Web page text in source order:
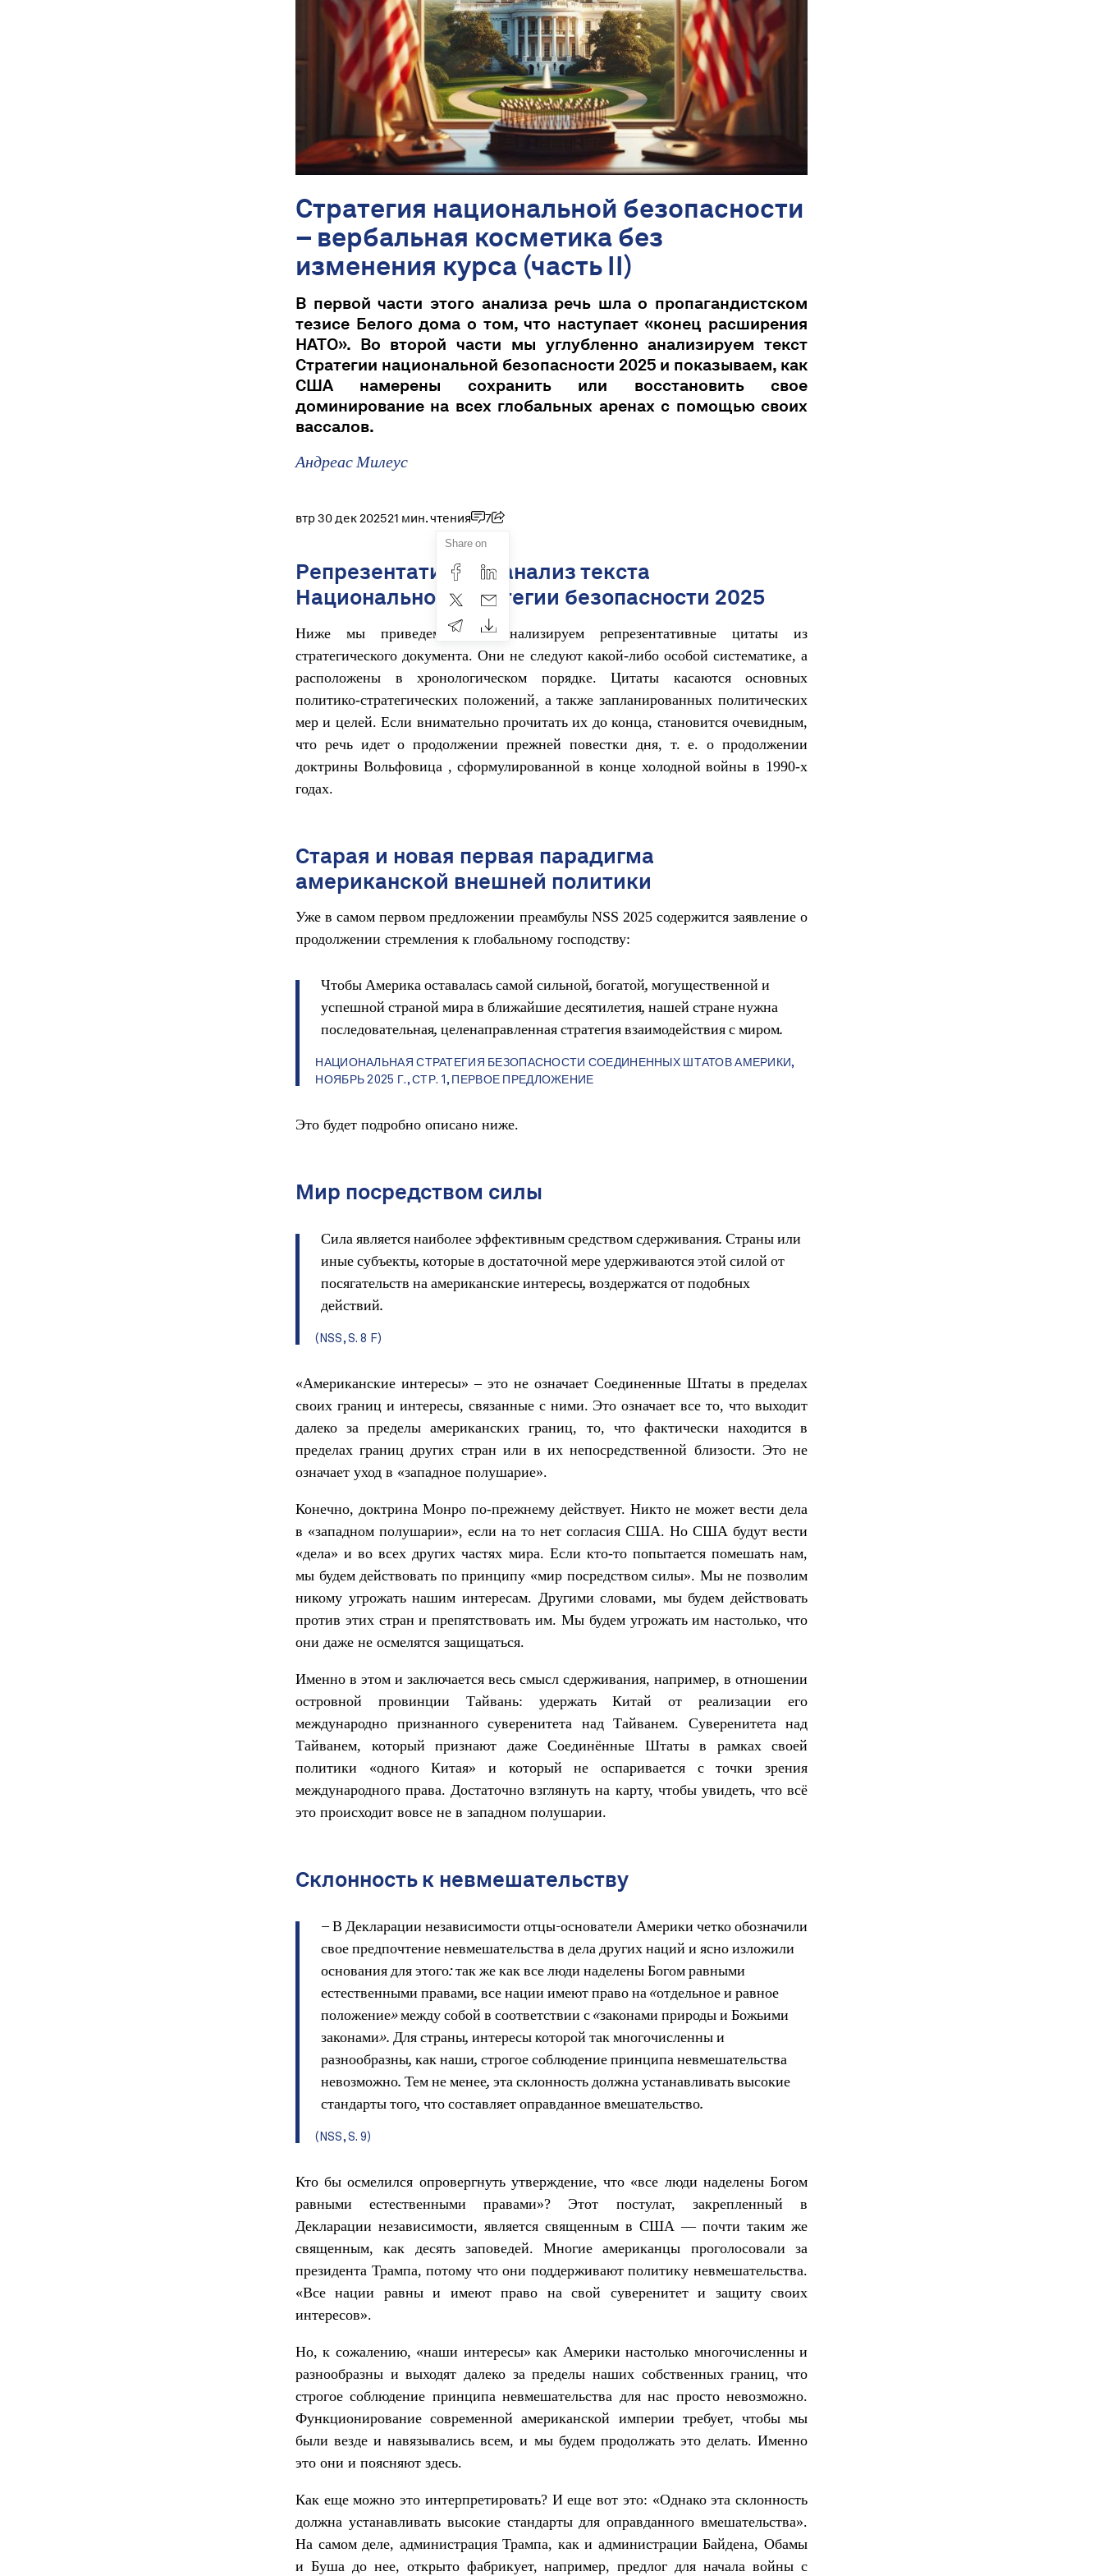
Стратегия национальной безопасности
– вербальная косметика без
изменения курса (часть II)
В первой части этого анализа речь шла о пропагандистском
тезисе Белого дома о том, что наступает «конец расширения
НАТО». Во второй части мы углубленно анализируем текст
Стратегии национальной безопасности 2025 и показываем, как
США намерены сохранить или восстановить свое
доминирование на всех глобальных аренах с помощью своих
вассалов.
Андреас Милеус
втр 30 дек 202521 мин. чтения 7
Share on
Репрезентативный анализ текста
Национальной стратегии безопасности 2025
Ниже мы приведем и проанализируем репрезентативные цитаты из
стратегического документа. Они не следуют какой-либо особой систематике, а
расположены в хронологическом порядке. Цитаты касаются основных
политико-стратегических положений, а также запланированных политических
мер и целей. Если внимательно прочитать их до конца, становится очевидным,
что речь идет о продолжении прежней повестки дня, т. е. о продолжении
доктрины Вольфовица , сформулированной в конце холодной войны в 1990-х
годах.
Старая и новая первая парадигма
американской внешней политики
Уже в самом первом предложении преамбулы NSS 2025 содержится заявление о
продолжении стремления к глобальному господству:
Чтобы Америка оставалась самой сильной, богатой, могущественной и
успешной страной мира в ближайшие десятилетия, нашей стране нужна
последовательная, целенаправленная стратегия взаимодействия с миром.
НАЦИОНАЛЬНАЯ СТРАТЕГИЯ БЕЗОПАСНОСТИ СОЕДИНЕННЫХ ШТАТОВ АМЕРИКИ,
НОЯБРЬ 2025 Г., СТР. 1, ПЕРВОЕ ПРЕДЛОЖЕНИЕ
Это будет подробно описано ниже.
Мир посредством силы
Сила является наиболее эффективным средством сдерживания. Страны или
иные субъекты, которые в достаточной мере удерживаются этой силой от
посягательств на американские интересы, воздержатся от подобных
действий.
(NSS, S. 8 F)
«Американские интересы» – это не означает Соединенные Штаты в пределах
своих границ и интересы, связанные с ними. Это означает все то, что выходит
далеко за пределы американских границ, то, что фактически находится в
пределах границ других стран или в их непосредственной близости. Это не
означает уход в «западное полушарие».
Конечно, доктрина Монро по-прежнему действует. Никто не может вести дела
в «западном полушарии», если на то нет согласия США. Но США будут вести
«дела» и во всех других частях мира. Если кто-то попытается помешать нам,
мы будем действовать по принципу «мир посредством силы». Мы не позволим
никому угрожать нашим интересам. Другими словами, мы будем действовать
против этих стран и препятствовать им. Мы будем угрожать им настолько, что
они даже не осмелятся защищаться.
Именно в этом и заключается весь смысл сдерживания, например, в отношении
островной провинции Тайвань: удержать Китай от реализации его
международно признанного суверенитета над Тайванем. Суверенитета над
Тайванем, который признают даже Соединённые Штаты в рамках своей
политики «одного Китая» и который не оспаривается с точки зрения
международного права. Достаточно взглянуть на карту, чтобы увидеть, что всё
это происходит вовсе не в западном полушарии.
Склонность к невмешательству
– В Декларации независимости отцы-основатели Америки четко обозначили
свое предпочтение невмешательства в дела других наций и ясно изложили
основания для этого: так же как все люди наделены Богом равными
естественными правами, все нации имеют право на «отдельное и равное
положение» между собой в соответствии с «законами природы и Божьими
законами». Для страны, интересы которой так многочисленны и
разнообразны, как наши, строгое соблюдение принципа невмешательства
невозможно. Тем не менее, эта склонность должна устанавливать высокие
стандарты того, что составляет оправданное вмешательство.
(NSS, S. 9)
Кто бы осмелился опровергнуть утверждение, что «все люди наделены Богом
равными естественными правами»? Этот постулат, закрепленный в
Декларации независимости, является священным в США — почти таким же
священным, как десять заповедей. Многие американцы проголосовали за
президента Трампа, потому что они поддерживают политику невмешательства.
«Все нации равны и имеют право на свой суверенитет и защиту своих
интересов».
Но, к сожалению, «наши интересы» как Америки настолько многочисленны и
разнообразны и выходят далеко за пределы наших собственных границ, что
строгое соблюдение принципа невмешательства для нас просто невозможно.
Функционирование современной американской империи требует, чтобы мы
были везде и навязывались всем, и мы будем продолжать это делать. Именно
это они и поясняют здесь.
Как еще можно это интерпретировать? И еще вот это: «Однако эта склонность
должна устанавливать высокие стандарты для оправданного вмешательства».
На самом деле, администрация Трампа, как и администрации Байдена, Обамы
и Буша до нее, открыто фабрикует, например, предлог для начала войны с